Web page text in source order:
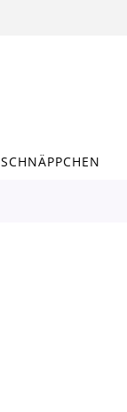
SCHNÄPPCHEN